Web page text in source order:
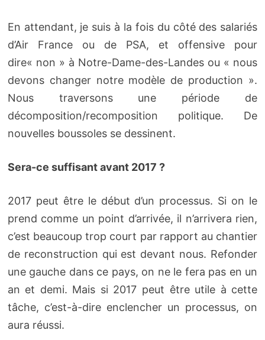
En attendant, je suis à la fois du côté des salariés
d’Air France ou de PSA, et offensive pour
dire« non » à Notre-Dame-des-Landes ou « nous
devons changer notre modèle de production ».
Nous traversons une période de
décomposition/recomposition politique. De
nouvelles boussoles se dessinent.
Sera-ce suffisant avant 2017 ?
2017 peut être le début d’un processus. Si on le
prend comme un point d’arrivée, il n’arrivera rien,
c’est beaucoup trop court par rapport au chantier
de reconstruction qui est devant nous. Refonder
une gauche dans ce pays, on ne le fera pas en un
an et demi. Mais si 2017 peut être utile à cette
tâche, c’est-à-dire enclencher un processus, on
aura réussi.